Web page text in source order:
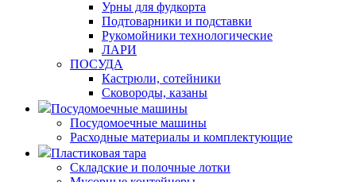
Урны для фудкорта
Подтоварники и подставки
Рукомойники технологические
ЛАРИ
ПОСУДА
Кастрюли, сотейники
Сковороды, казаны
Посудомоечные машины
Посудомоечные машины
Расходные материалы и комплектующие
Пластиковая тара
Складские и полочные лотки